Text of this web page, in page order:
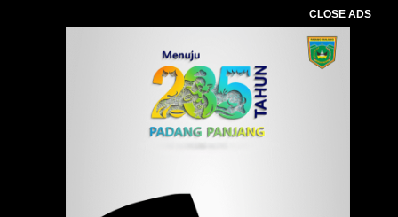
CLOSE ADS